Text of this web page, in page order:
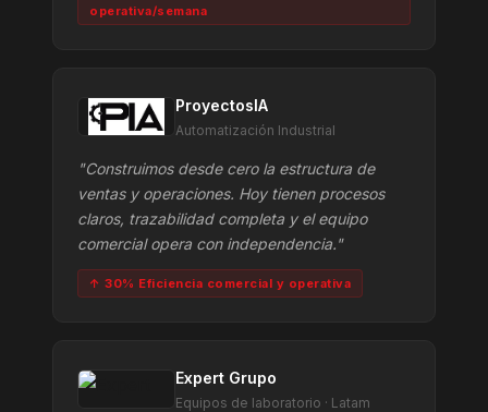
operativa/semana
ProyectosIA
Automatización Industrial
"Construimos desde cero la estructura de
ventas y operaciones. Hoy tienen procesos
claros, trazabilidad completa y el equipo
comercial opera con independencia."
↑ 30% Eficiencia comercial y operativa
Expert Grupo
Equipos de laboratorio · Latam